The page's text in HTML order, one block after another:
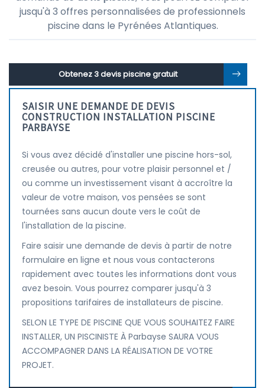
jusqu'à 3 offres personnalisées de professionnels
piscine dans le Pyrénées Atlantiques.
Obtenez 3 devis piscine gratuit
SAISIR UNE DEMANDE DE DEVIS
CONSTRUCTION INSTALLATION PISCINE
PARBAYSE
Si vous avez décidé d'installer une piscine hors-sol,
creusée ou autres, pour votre plaisir personnel et /
ou comme un investissement visant à accroître la
valeur de votre maison, vos pensées se sont
tournées sans aucun doute vers le coût de
l'installation de la piscine.
Faire saisir une demande de devis à partir de notre
formulaire en ligne et nous vous contacterons
rapidement avec toutes les informations dont vous
avez besoin. Vous pourrez comparer jusqu'à 3
propositions tarifaires de installateurs de piscine.
SELON LE TYPE DE PISCINE QUE VOUS SOUHAITEZ FAIRE
INSTALLER, UN PISCINISTE À Parbayse SAURA VOUS
ACCOMPAGNER DANS LA RÉALISATION DE VOTRE
PROJET.